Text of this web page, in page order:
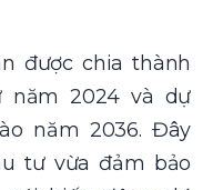
được chia thành
năm 2024 và dự
năm 2036. Đây
tư vừa đảm bảo